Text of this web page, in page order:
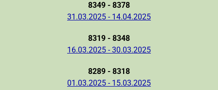
8349 - 8378
31.03.2025 - 14.04.2025
8319 - 8348
16.03.2025 - 30.03.2025
8289 - 8318
01.03.2025 - 15.03.2025